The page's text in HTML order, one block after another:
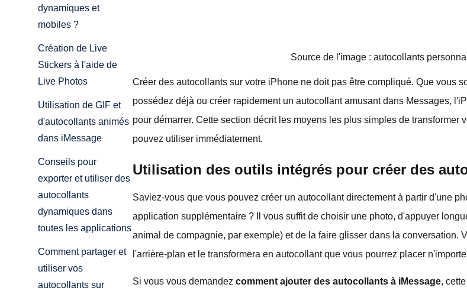
dynamiques et
mobiles ?
Création de Live
Stickers à l'aide de
Live Photos
Utilisation de GIF et
d'autocollants animés
dans iMessage
Conseils pour
exporter et utiliser des
autocollants
dynamiques dans
toutes les applications
Comment partager et
utiliser vos
autocollants sur
Source de l'image : autocollants
Créer des autocollants sur votre iPhone ne doit pas être compliqué. Que vous
possédez déjà ou créer rapidement un autocollant amusant dans Messages,
pour démarrer. Cette section décrit les moyens les plus simples de transformer
pouvez utiliser immédiatement.
Utilisation des outils intégrés pour créer des
Saviez-vous que vous pouvez créer un autocollant directement à partir d'une
application supplémentaire ? Il vous suffit de choisir une photo, d'appuyer
animal de compagnie, par exemple) et de la faire glisser dans la conversation.
l'arrière-plan et le transformera en autocollant que vous pourrez placer
Si vous vous demandez comment ajouter des autocollants à iMessage,